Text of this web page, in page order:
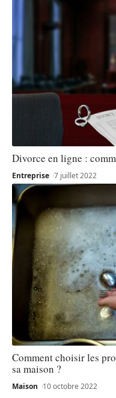
Divorce en ligne :
Entreprise 7 juillet 2022
Comment choisir les
sa maison ?
Maison 10 octobre 2022